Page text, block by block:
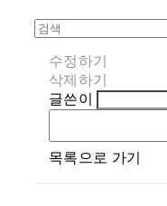
수정하기
삭제하기
글쓴이
목록으로 가기